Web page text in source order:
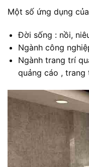
Một số ứng dụng
Đời sống : nồi,
Ngành công
Ngành trang trí
quảng cáo ,